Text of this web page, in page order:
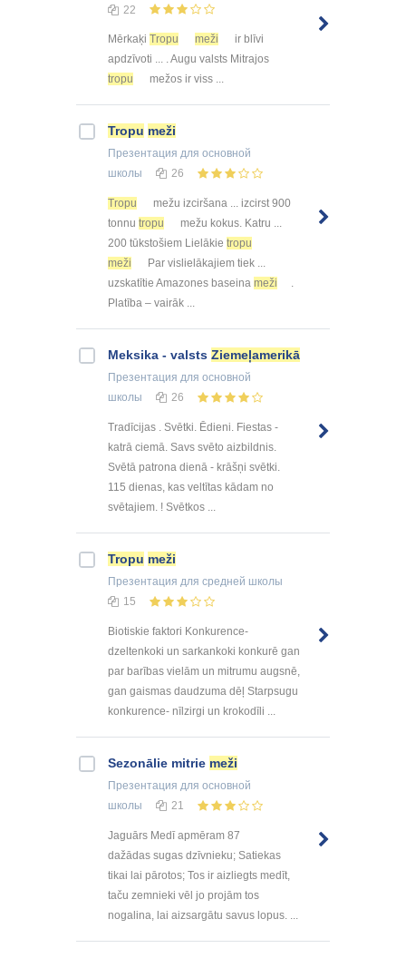
22
Mērkaķi Tropu meži
ir blīvi
apdzīvoti ... . Augu valsts Mitrajos
tropu
mežos ir viss ...
Tropu meži
Презентация для основной
школы
26
Tropu
mežu izciršana ... izcirst 900
tonnu tropu
mežu kokus. Katru ...
200 tūkstošiem Lielākie tropu
meži
Par vislielākajiem tiek ...
uzskatītie Amazones baseina meži
.
Platība – vairāk ...
Meksika - valsts Ziemeļamerikā
Презентация для основной
школы
26
Tradīcijas . Svētki. Ēdieni. Fiestas -
katrā ciemā. Savs svēto aizbildnis.
Svētā patrona dienā - krāšņi svētki.
115 dienas, kas veltītas kādam no
svētajiem. ! Svētkos ...
Tropu meži
Презентация для средней школы
15
Biotiskie faktori Konkurence-
dzeltenkoki un sarkankoki konkurē gan
par barības vielām un mitrumu augsnē,
gan gaismas daudzuma dēļ Starpsugu
konkurence- nīlzirgi un krokodīli ...
Sezonālie mitrie meži
Презентация для основной
школы
21
Jaguārs Medī apmēram 87
dažādas sugas dzīvnieku; Satiekas
tikai lai pārotos; Tos ir aizliegts medīt,
taču zemnieki vēl jo projām tos
nogalina, lai aizsargātu savus lopus. ...